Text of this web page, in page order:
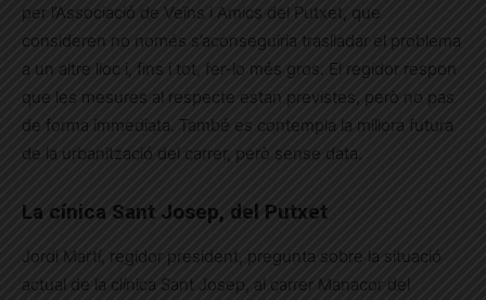
per l’Associació de Veïns i Amics del Putxet, que
consideren no només s’aconseguiria traslladar el problema
a un altre lloc i, fins i tot, fer-lo més gros. El regidor respon
que les mesures al respecte estan previstes, però no pas
de forma immediata. També es contempla la millora futura
de la urbanització del carrer, però sense data.
La cínica Sant Josep, del Putxet
Jordi Martí, regidor president, pregunta sobre la situació
actual de la clínica Sant Josep, al carrer Manacor del